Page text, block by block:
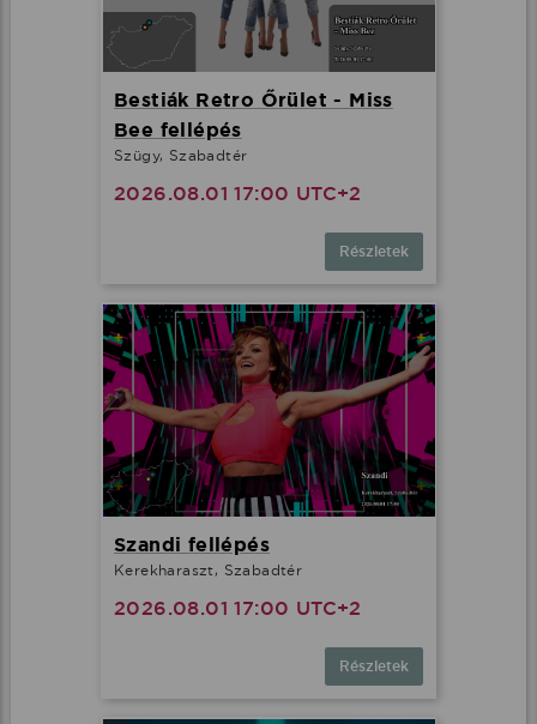
Bestiák Retro Őrület - Miss
Bee fellépés
Szügy, Szabadtér
2026.08.01 17:00 UTC+2
Részletek
Szandi fellépés
Kerekharaszt, Szabadtér
2026.08.01 17:00 UTC+2
Részletek